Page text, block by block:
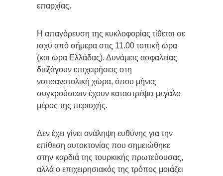
επαρχίας.
Η απαγόρευση της κυκλοφορίας τίθεται σε
ισχύ από σήμερα στις 11.00 τοπική ώρα
(και ώρα Ελλάδας). Δυνάμεις ασφαλείας
διεξάγουν επιχειρήσεις στη
νοτιοανατολική χώρα, όπου μήνες
συγκρούσεων έχουν καταστρέψει μεγάλο
μέρος της περιοχής.
Δεν έχει γίνει ανάληψη ευθύνης για την
επίθεση αυτοκτονίας που σημειώθηκε
στην καρδιά της τουρκικής πρωτεύουσας,
αλλά ο επιχειρησιακός της τρόπος μοιάζει